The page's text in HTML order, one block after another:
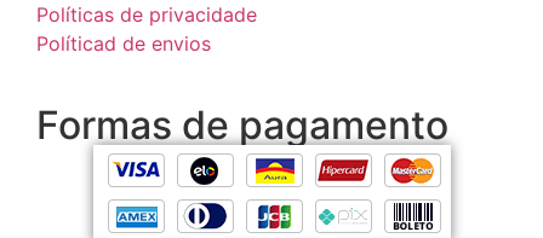
Políticas de privacidade
Políticad de envios
Formas de pagamento